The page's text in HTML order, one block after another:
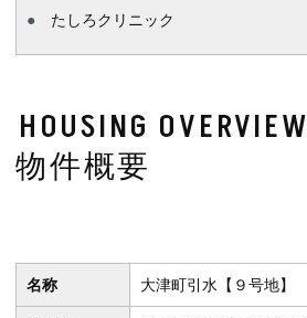
たしろクリニック
HOUSING OVERVIEW
物件概要
名称 大津町引水【９号地】